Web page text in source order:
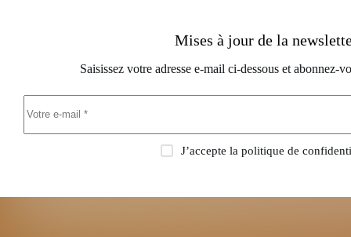
Mises à jour de la
Saisissez votre adresse e-mail ci-dessous et abonnez-
J’accepte la politique de